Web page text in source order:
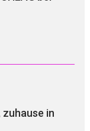
zuhause in